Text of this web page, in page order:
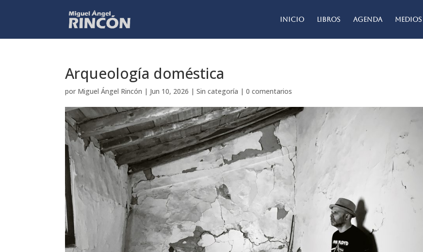
Inicio Libros Agenda Medios
Arqueología doméstica
por Miguel Ángel Rincón | Jun 10, 2026 |Sin categoría |0 comentarios